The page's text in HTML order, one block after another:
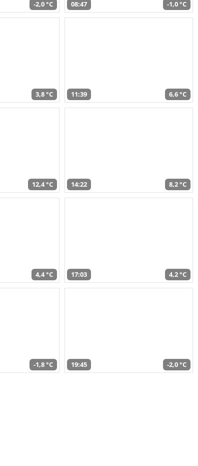
-2,0 °C 08:47 -1,0 °C
3,8 °C 11:39 6,6 °C
12,4 °C 14:22 8,2 °C
4,4 °C 17:03 4,2 °C
-1,8 °C 19:45 -2,0 °C